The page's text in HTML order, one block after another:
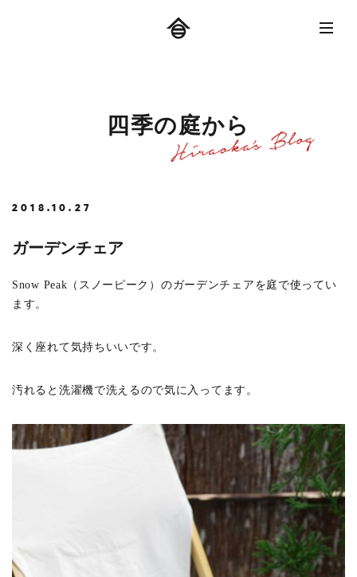
四季の庭から
2018.10.27
ガーデンチェア
Snow Peak（スノーピーク）のガーデンチェアを庭で使ってい
ます。
深く座れて気持ちいいです。
汚れると洗濯機で洗えるので気に入ってます。